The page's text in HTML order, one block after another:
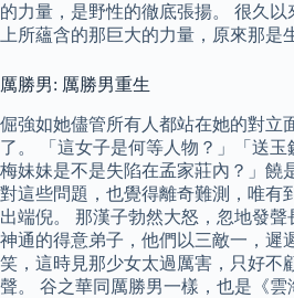
的力量，是野性的徹底張揚。 很久
上所蘊含的那巨大的力量，原來那是
厲勝男: 厲勝男重生
倔強如她儘管所有人都站在她的對立
了。 「這女子是何等人物？」「送
梅妹妹是不是失陷在孟家莊內？」饒
對這些問題，也覺得離奇難測，唯有
出端倪。 那漢子勃然大怒，忽地發
神通的得意弟子，他們以三敵一，遲
笑，這時見那少女太過厲害，只好不
聲。 谷之華同厲勝男一樣，也是《雲